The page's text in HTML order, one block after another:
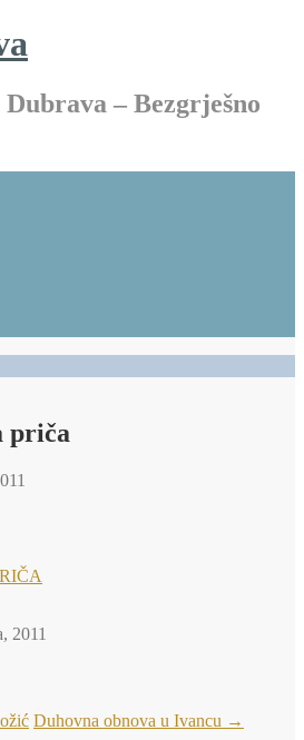
– Bezgrješno
priča
2011
Duhovna obnova u Ivancu →